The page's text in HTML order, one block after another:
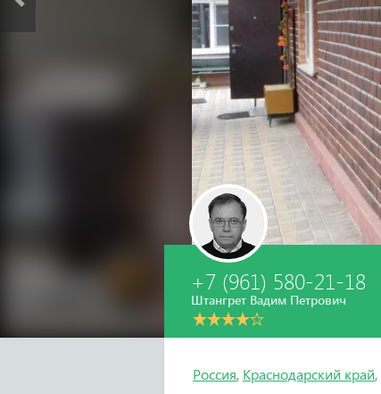
+7 (961) 580-21-18
Штангрет Вадим Петрович
Россия, Краснодарский край,